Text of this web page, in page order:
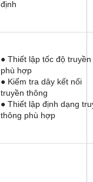
định
● Thiết lập tốc độ truyền
phù hợp
● Kiểm tra dây kết nối
truyền thông
● Thiết lập định dạng
thông phù hợp